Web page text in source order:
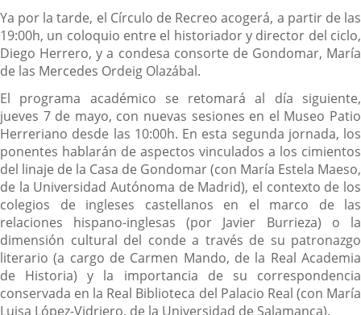
Ya por la tarde, el Círculo de Recreo acogerá, a partir de las
19:00h, un coloquio entre el historiador y director del ciclo,
Diego Herrero, y a condesa consorte de Gondomar, María
de las Mercedes Ordeig Olazábal.
El programa académico se retomará al día siguiente,
jueves 7 de mayo, con nuevas sesiones en el Museo Patio
Herreriano desde las 10:00h. En esta segunda jornada, los
ponentes hablarán de aspectos vinculados a los cimientos
del linaje de la Casa de Gondomar (con María Estela Maeso,
de la Universidad Autónoma de Madrid), el contexto de los
colegios de ingleses castellanos en el marco de las
relaciones hispano-inglesas (por Javier Burrieza) o la
dimensión cultural del conde a través de su patronazgo
literario (a cargo de Carmen Mando, de la Real Academia
de Historia) y la importancia de su correspondencia
conservada en la Real Biblioteca del Palacio Real (con María
Luisa López-Vidriero, de la Universidad de Salamanca).